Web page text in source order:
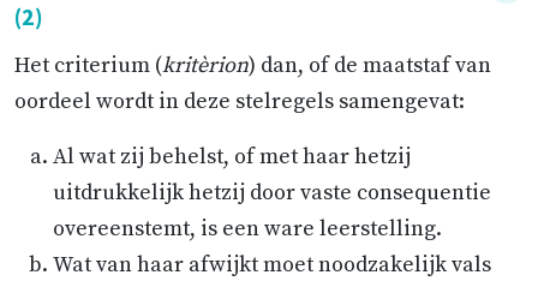
(2)
Het criterium (kritèrion) dan, of de maatstaf van
oordeel wordt in deze stelregels samengevat:
Al wat zij behelst, of met haar hetzij
uitdrukkelijk hetzij door vaste consequentie
overeenstemt, is een ware leerstelling.
Wat van haar afwijkt moet noodzakelijk vals